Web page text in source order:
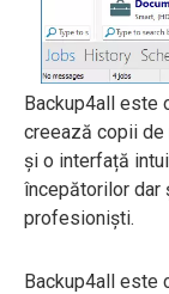
Backup4all este
creează copii de
și o interfață
începătorilor dar
profesioniști.
Backup4all este